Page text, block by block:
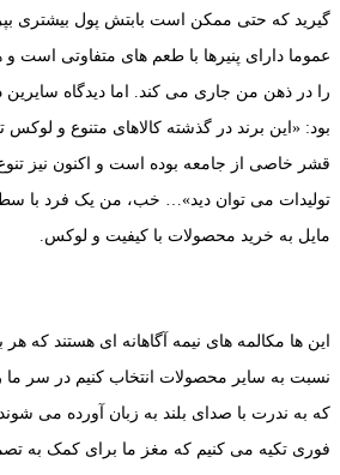
گیرید که حتی ممکن است بابتش پول بیشتری
عموما دارای پنیرها با طعم های متفاوتی است و
را در ذهن من جاری می کند. اما دیدگاه سایرین
بود: «این برند در گذشته کالاهای متنوع و
قشر خاصی از جامعه بوده است و اکنون نیز
تولیدات می توان دید»… خب، من یک فرد با
مایل به خرید محصولات با کیفیت و لوکس.
این ها مکالمه های نیمه آگاهانه ای هستند که
نسبت به سایر محصولات انتخاب کنیم در سر
که به ندرت با صدای بلند به زبان آورده می
فوری تکیه می کنیم که مغز ما برای کمک به